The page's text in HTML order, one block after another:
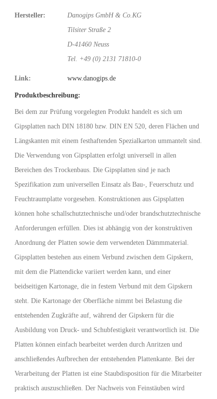
Hersteller:
Danogips GmbH & Co.KG
Tilsiter Straße 2
D-41460 Neuss
Tel. +49 (0) 2131 71810-0
Link: www.danogips.de
Produktbeschreibung:
Bei dem zur Prüfung vorgelegten Produkt handelt es sich um
Gipsplatten nach DIN 18180 bzw. DIN EN 520, deren Flächen und
Längskanten mit einem festhaftenden Spezialkarton ummantelt sind.
Die Verwendung von Gipsplatten erfolgt universell in allen
Bereichen des Trockenbaus. Die Gipsplatten sind je nach
Spezifikation zum universellen Einsatz als Bau-, Feuerschutz und
Feuchtraumplatte vorgesehen. Konstruktionen aus Gipsplatten
können hohe schallschutztechnische und/oder brandschutztechnische
Anforderungen erfüllen. Dies ist abhängig von der konstruktiven
Anordnung der Platten sowie dem verwendeten Dämmmaterial.
Gipsplatten bestehen aus einem Verbund zwischen dem Gipskern,
mit dem die Plattendicke variiert werden kann, und einer
beidseitigen Kartonage, die in festem Verbund mit dem Gipskern
steht. Die Kartonage der Oberfläche nimmt bei Belastung die
entstehenden Zugkräfte auf, während der Gipskern für die
Ausbildung von Druck- und Schubfestigkeit verantwortlich ist. Die
Platten können einfach bearbeitet werden durch Anritzen und
anschließendes Aufbrechen der entstehenden Plattenkante. Bei der
Verarbeitung der Platten ist eine Staubdisposition für die Mitarbeiter
praktisch auszuschließen. Der Nachweis von Feinstäuben wird